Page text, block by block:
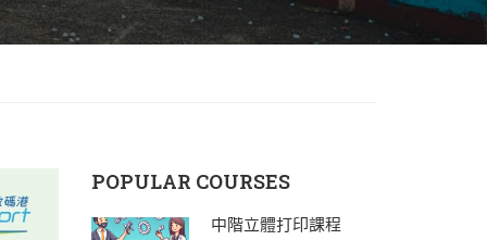
POPULAR COURSES
中階立體打印課程